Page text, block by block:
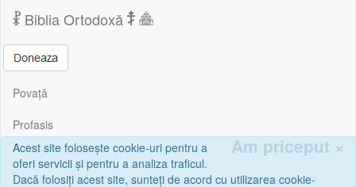
Biblia Ortodoxă
Povață
Profasis
Corespondență
Am priceput ×
Acest site folosește cookie-uri pentru a
oferi servicii și pentru a analiza traficul.
Dacă folosiți acest site, sunteți de acord cu utilizarea cookie-